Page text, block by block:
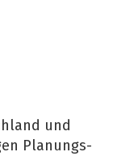
und
Planungs-